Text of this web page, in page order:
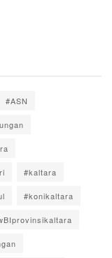
#ASN
#kaltara
#konikaltara